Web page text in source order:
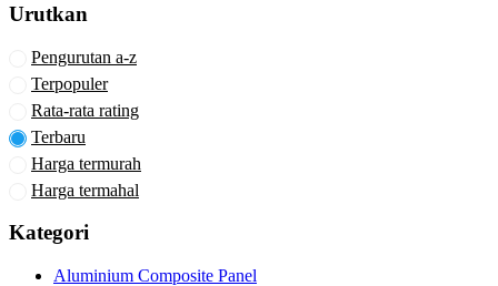
dapat
halaman
produk
Urutkan
Pengurutan a-z
Terpopuler
Rata-rata rating
Terbaru
Harga termurah
Harga termahal
Kategori
Aluminium Composite Panel